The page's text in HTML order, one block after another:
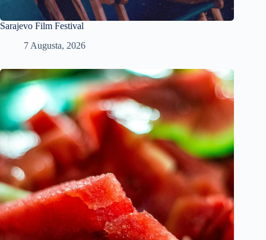
Sarajevo Film Festival
7 Augusta, 2026